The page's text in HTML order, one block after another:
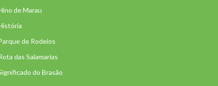
de Marau
de Rodeios
das Salamarias
do Brasão